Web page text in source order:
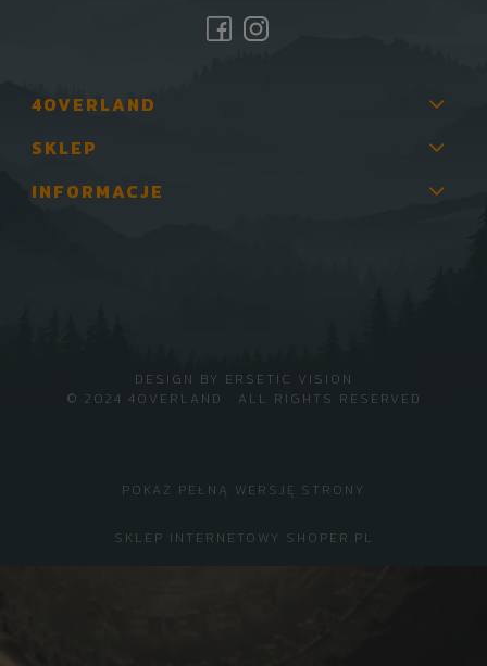
4OVERLAND
SKLEP
INFORMACJE
© 2024 4OVERLAND · ALL RIGHTS RESERVED
DESIGN BY ERSETIC VISION
POKAŻ PEŁNĄ WERSJĘ STRONY
SKLEP INTERNETOWY SHOPER.PL